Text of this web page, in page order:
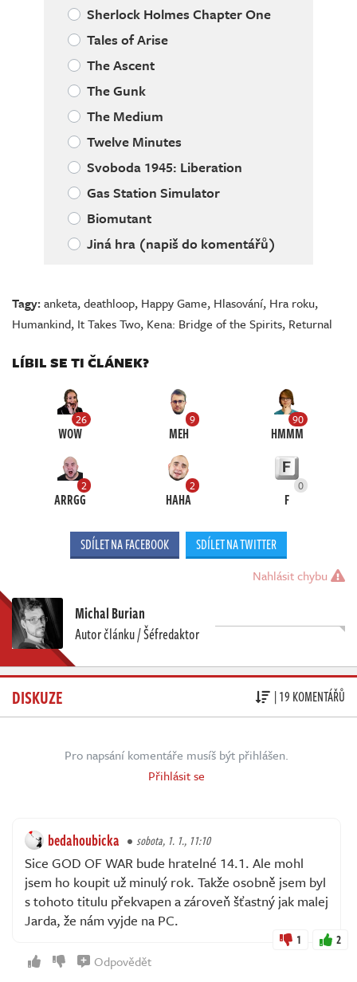
Sherlock Holmes Chapter One
Tales of Arise
The Ascent
The Gunk
The Medium
Twelve Minutes
Svoboda 1945: Liberation
Gas Station Simulator
Biomutant
Jiná hra (napiš do komentářů)
Tagy:anketa,deathloop, Happy Game, Hlasování, Hra roku,
Humankind, It Takes Two, Kena: Bridge of the Spirits, Returnal
LÍBIL SE TI ČLÁNEK?
26
WOW
9
MEH
90
HMMM
2
ARRGG
2
HAHA
0
F
SDÍLET NA FACEBOOK SDÍLET NA TWITTER
Nahlásit chybu
Michal Burian
Autor článku / Šéfredaktor
DISKUZE | 19 KOMENTÁŘŮ
Pro napsání komentáře musíš být přihlášen.
Přihlásit se
bedahoubicka sobota, 1. 1., 11:10
Sice GOD OF WAR bude hratelné 14.1. Ale mohl
jsem ho koupit už minulý rok. Takže osobně jsem byl
s tohoto titulu překvapen a zároveň šťastný jak malej
Jarda, že nám vyjde na PC.
1 2
Odpovědět